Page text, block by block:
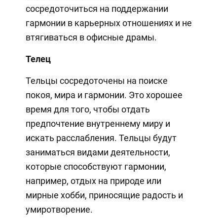
сосредоточиться на поддержании
гармонии в карьерных отношениях и не
втягиваться в офисные драмы.
Телец
Тельцы сосредоточены на поиске
покоя, мира и гармонии. Это хорошее
время для того, чтобы отдать
предпочтение внутреннему миру и
искать расслабления. Тельцы будут
заниматься видами деятельности,
которые способствуют гармонии,
например, отдых на природе или
мирные хобби, приносящие радость и
умиротворение.